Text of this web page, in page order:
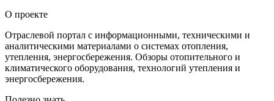
О проекте
Отраслевой портал с информационными, техническими и
аналитическими материалами о системах отопления,
утепления, энергосбережения. Обзоры отопительного и
климатического оборудования, технологий утепления и
энергосбережения.